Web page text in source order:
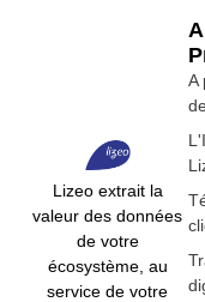
Lizeo extrait la
valeur des données
de votre
écosystème, au
service de votre
A
A